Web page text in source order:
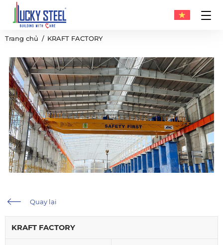
Trang chủ KRAFT FACTORY
Quay lại
KRAFT FACTORY